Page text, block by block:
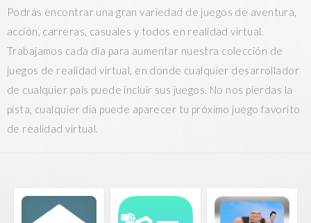
Podrás encontrar una gran variedad de juegos de aventura,
acción, carreras, casuales y todos en realidad virtual.
Trabajamos cada día para aumentar nuestra colección de
juegos de realidad virtual, en donde cualquier desarrollador
de cualquier país puede incluir sus juegos. No nos pierdas la
pista, cualquier día puede aparecer tu próximo juego favorito
de realidad virtual.